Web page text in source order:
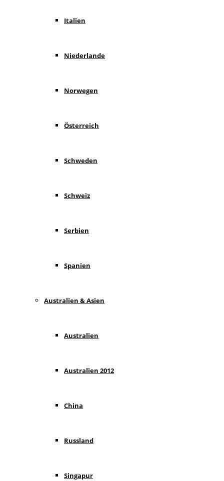
Italien
Niederlande
Norwegen
Österreich
Schweden
Schweiz
Serbien
Spanien
Australien & Asien
Australien
Australien 2012
China
Russland
Singapur